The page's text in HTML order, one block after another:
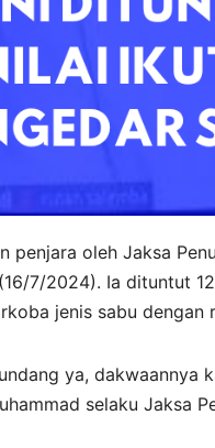
penjara oleh Jaksa
7/2024). Ia dituntut
jenis sabu dengan
ya, dakwaannya
selaku Jaksa